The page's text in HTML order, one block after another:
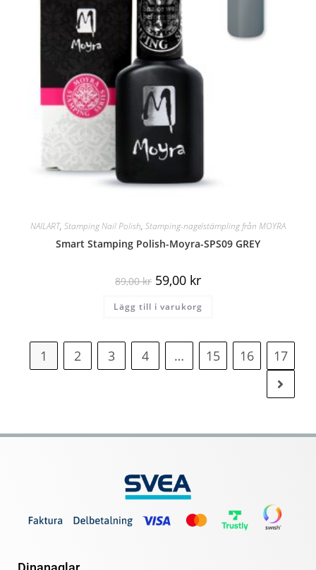
NAILART, Stamping Nail Polish, Stamping-nagelstämpling från MOYRA
Smart Stamping Polish-Moyra-SPS09 GREY
89,00kr 59,00 kr
Lägg till i varukorg
1 2 3 4 … 15 16 17